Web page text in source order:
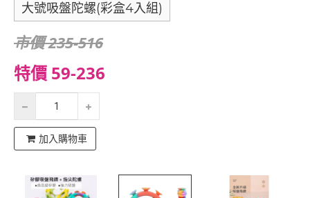
大號吸盤陀螺(彩盒4入組)
市價 235-516
特價 59-236
加入購物車